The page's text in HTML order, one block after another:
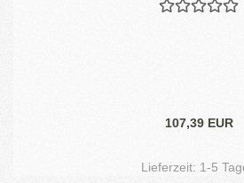
107,39 EUR
Lieferzeit: 1-5